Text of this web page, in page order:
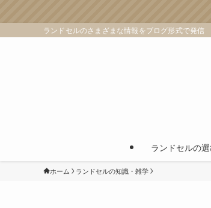
ランドセルのさまざまな情報をブログ形式で発信
ランドセルの
ホーム ランドセルの知識・雑学